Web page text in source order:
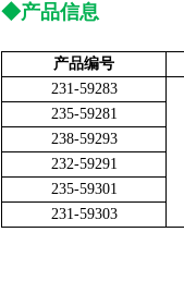
◆产品信息
产品编号
231-59283
235-59281
238-59293
232-59291
235-59301
231-59303